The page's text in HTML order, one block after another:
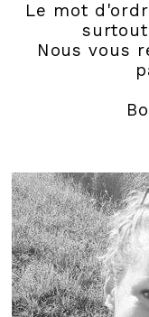
Le mot
Nous vous